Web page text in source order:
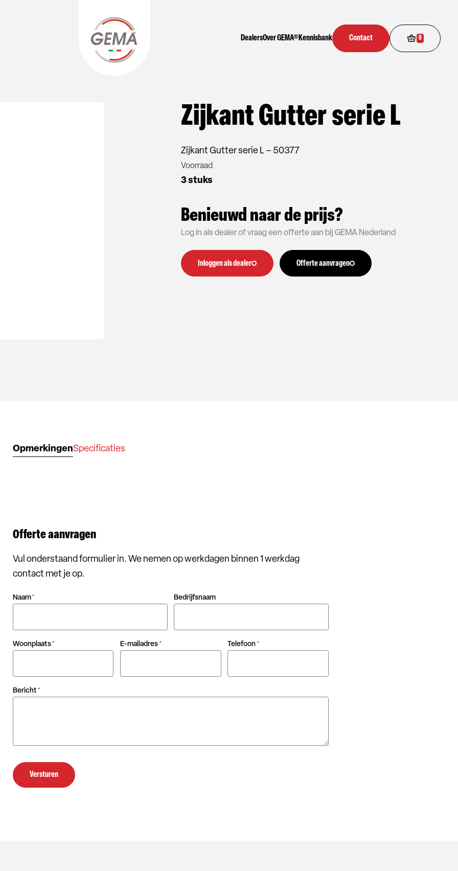
DealersOver GEMA®Kennisbank Contact 0
Zijkant Gutter serie L
Zijkant Gutter serie L – 50377
Voorraad
3 stuks
Benieuwd naar de prijs?
Log in als dealer of vraag een offerte aan bij GEMA Nederland
Inloggen als dealer Offerte aanvragen
OpmerkingenSpecificaties
Offerte aanvragen
Vul onderstaand formulier in. We nemen op werkdagen binnen 1 werkdag
contact met je op.
Naam* Bedrijfsnaam
Woonplaats* E-mailadres * Telefoon *
Bericht *
Versturen